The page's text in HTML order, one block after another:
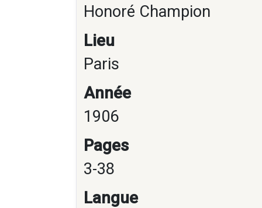
Honoré Champion
Lieu
Paris
Année
1906
Pages
3-38
Langue